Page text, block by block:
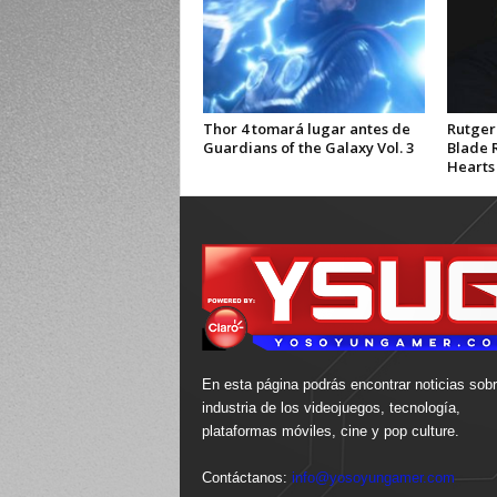
Thor 4 tomará lugar antes de
Guardians of the Galaxy Vol. 3
Blade
Hearts
En esta página podrás encontrar noticias
industria de los videojuegos, tecnología,
plataformas móviles, cine y pop culture.
Contáctanos: info@yosoyungamer.com